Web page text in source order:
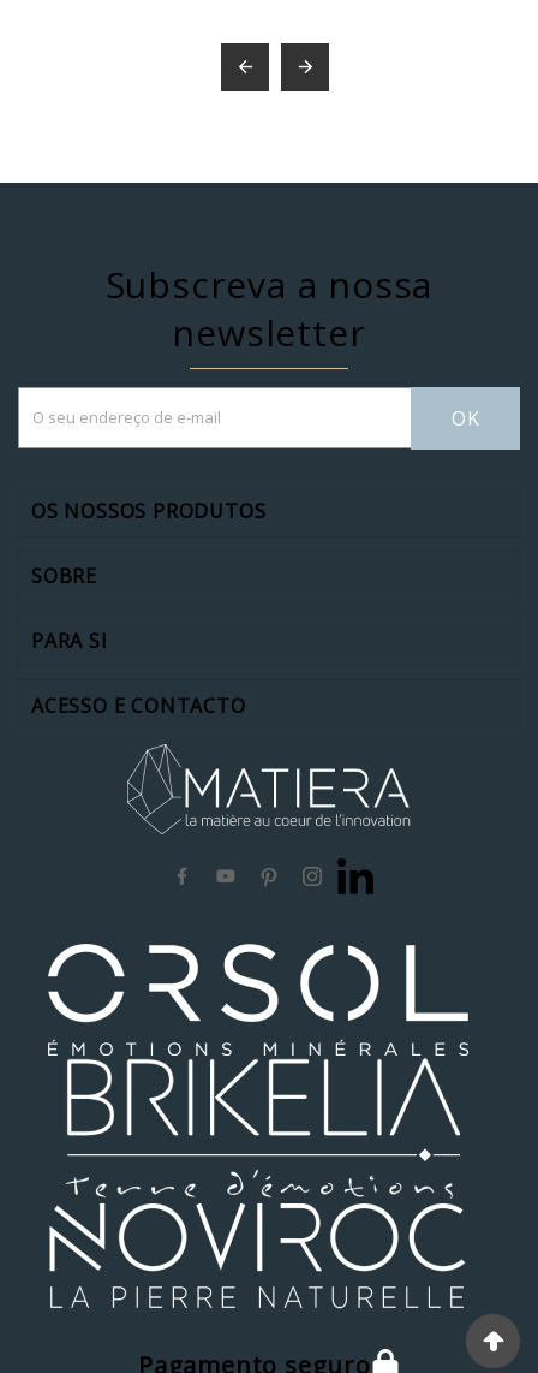
 
Subscreva a nossa
newsletter
OK
OS NOSSOS PRODUTOS
SOBRE
PARA SI
ACESSO E CONTACTO
Pagamento seguro